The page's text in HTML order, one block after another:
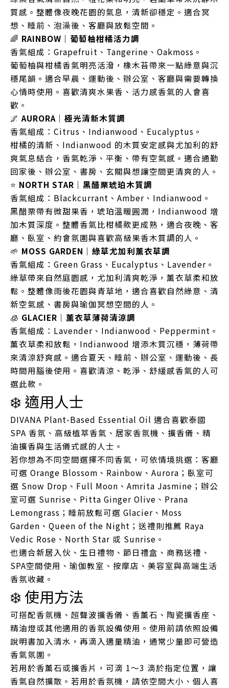
質感。整體像夜晚花園的氣息，清新卻穩定。適合冥
想、睡前、泡澡後、客廳與放鬆空間。
🌈 RAINBOW｜葡萄柚柑橘活力調
香氣組成：Grapefruit、Tangerine、Oakmoss。
葡萄柚與柑橘香氣明亮活潑，橡木苔帶來一點綠意與沉
穩尾韻。適合早晨、運動後、辦公室、客廳與需要轉換
心情時使用。喜歡清爽水果香、活力感香氣的人會喜
歡。
🌌 AURORA｜極光清新木質調
香氣組成：Citrus、Indianwood、Eucalyptus。
柑橘的清新、Indianwood 的木質安定感與尤加利的舒
爽氣息結合，香氣乾淨、平衡、帶有空氣感。適合通勤
回家後、辦公室、書房、玄關與想讓空間更清爽的人。
⭐ NORTH STAR｜黑醋栗琥珀木質調
香氣組成：Blackcurrant、Amber、Indianwood。
黑醋栗帶有微甜果香，琥珀溫暖圓潤，Indianwood 增
加木質深度。整體香氣比柑橘款更成熟，適合夜晚、客
廳、臥室、約會氛圍與喜歡高級果香木質調的人。
🌱 MOSS GARDEN｜綠草尤加利薰衣草調
香氣組成：Green Grass、Eucalyptus、Lavender。
綠草帶來自然庭園感，尤加利清爽乾淨，薰衣草柔和放
鬆。整體像雨後花園與青草地，適合喜歡自然綠意、清
新空氣感、書房與瑜伽冥想空間的人。
🧊 GLACIER｜薰衣草薄荷清涼調
香氣組成：Lavender、Indianwood、Peppermint。
薰衣草柔和放鬆，Indianwood 增添木質沉穩，薄荷帶
來清涼舒爽感。適合夏天、睡前、辦公室、運動後、長
時間用腦後使用。喜歡清涼、乾淨、舒緩感香氣的人可
選此款。
❄️ 適用人士
DIVANA Plant-Based Essential Oil 適合喜歡泰國
SPA 香氛、高級植萃香氣、居家香氛機、擴香儀、精
油擴香與生活儀式感的人士。
若你想為不同空間選擇不同香氣，可依情境挑選：客廳
可選 Orange Blossom、Rainbow、Aurora；臥室可
選 Snow Drop、Full Moon、Amrita Jasmine；辦公
室可選 Sunrise、Pitta Ginger Olive、Prana
Lemongrass；睡前放鬆可選 Glacier、Moss
Garden、Queen of the Night；送禮則推薦 Raya
Vedic Rose、North Star 或 Sunrise。
也適合新居入伙、生日禮物、節日禮盒、商務送禮、
SPA空間使用、瑜伽教室、按摩店、美容室與高端生活
香氛收藏。
❄️ 使用方法
可搭配香氛機、超聲波擴香儀、香薰石、陶瓷擴香座、
精油燈或其他適用的香氛設備使用。使用前請依照設備
說明書加入清水，再滴入適量精油，通常少量即可營造
香氣氛圍。
若用於香薰石或擴香片，可滴 1～3 滴於指定位置，讓
香氣自然擴散。若用於香氛機，請依空間大小、個人喜